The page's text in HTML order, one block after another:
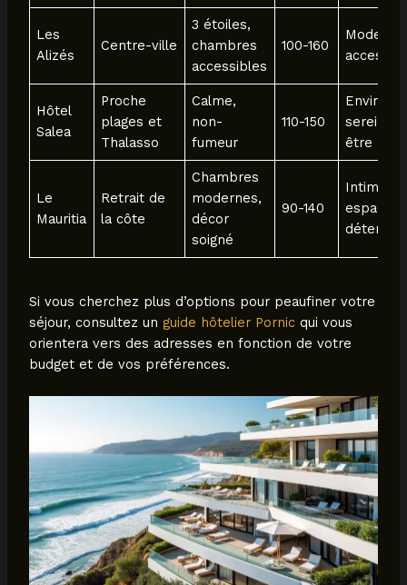
Les
Alizés
Centre-ville
3 étoiles,
chambres
accessibles
100-160
Hôtel
Salea
Proche
plages et
Thalasso
Calme,
non-
fumeur
110-150
serein,
être
Le
Mauritia
Retrait de
la côte
Chambres
modernes,
décor
soigné
90-140
Intimité,
espaces
détente
Si vous cherchez plus d’options pour peaufiner votre
séjour, consultez un guide hôtelier Pornicqui vous
orientera vers des adresses en fonction de votre
budget et de vos préférences.